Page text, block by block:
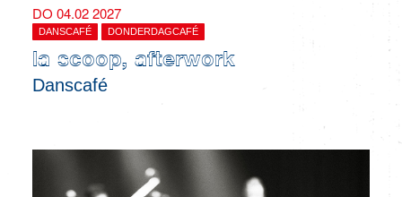
DO 04.02 2027
DANSCAFÉ DONDERDAGCAFÉ
la scoop, afterwork
Danscafé